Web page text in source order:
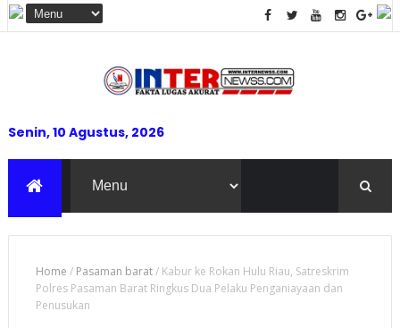
Senin, 10 Agustus, 2026
Home / Pasaman barat/ Kabur ke Rokan Hulu Riau, Satreskrim
Polres Pasaman Barat Ringkus Dua Pelaku Penganiayaan dan
Penusukan